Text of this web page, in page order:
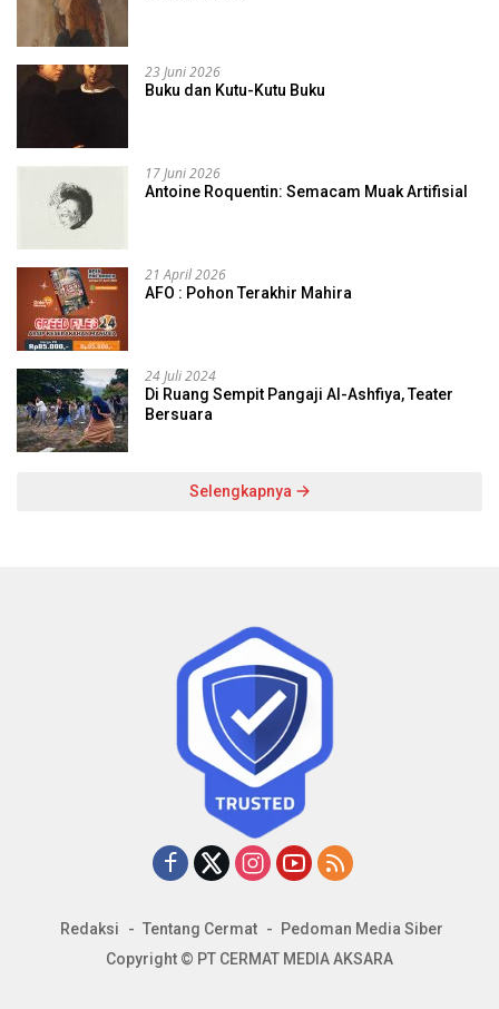
23 Juni 2026
Buku dan Kutu-Kutu Buku
17 Juni 2026
Antoine Roquentin: Semacam Muak Artifisial
21 April 2026
AFO : Pohon Terakhir Mahira
24 Juli 2024
Di Ruang Sempit Pangaji Al-Ashfiya, Teater
Bersuara
Selengkapnya
Redaksi Tentang Cermat
Pedoman Media Siber
Copyright © PT CERMAT MEDIA AKSARA